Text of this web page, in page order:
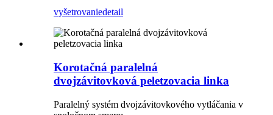
vyšetrovaniedetail
Korotačná paralelná
dvojzávitovková peletzovacia linka
Paralelný systém dvojzávitovkového vytláčania v